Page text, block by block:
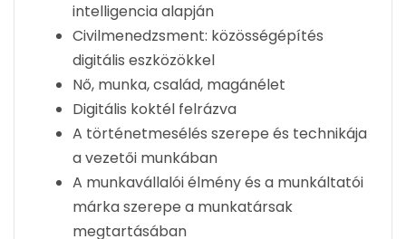
intelligencia alapján
Civilmenedzsment: közösségépítés
digitális eszközökkel
Nő, munka, család, magánélet
Digitális koktél felrázva
A történetmesélés szerepe és technikája
a vezetői munkában
A munkavállalói élmény és a munkáltatói
márka szerepe a munkatársak
megtartásában